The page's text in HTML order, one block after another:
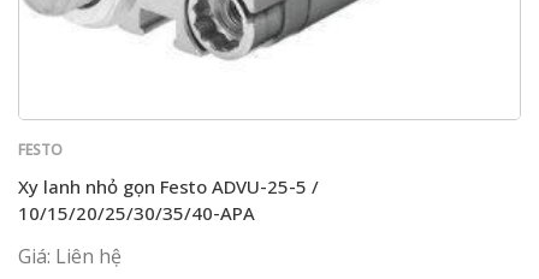
FESTO
Xy lanh nhỏ gọn Festo ADVU-25-5 /
10/15/20/25/30/35/40-APA
Giá: Liên hệ